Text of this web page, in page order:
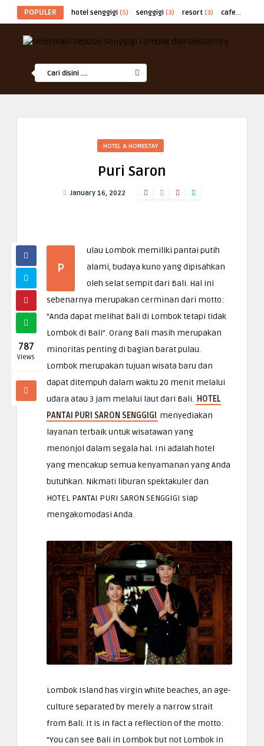
POPULER hotel senggigi (5) senggigi (3) resort (3) cafe(2)
HOTEL & HOMESTAY
Puri Saron
January 16, 2022
787
Views
P
ulau Lombok memiliki pantai putih
alami, budaya kuno yang dipisahkan
oleh selat sempit dari Bali. Hal ini
sebenarnya merupakan cerminan dari motto:
“Anda dapat melihat Bali di Lombok tetapi tidak
Lombok di Bali”. Orang Bali masih merupakan
minoritas penting di bagian barat pulau.
Lombok merupakan tujuan wisata baru dan
dapat ditempuh dalam waktu 20 menit melalui
udara atau 3 jam melalui laut dari Bali. HOTEL
PANTAI PURI SARON SENGGIGI
menyediakan
layanan terbaik untuk wisatawan yang
menonjol dalam segala hal. Ini adalah hotel
yang mencakup semua kenyamanan yang Anda
butuhkan. Nikmati liburan spektakuler dan
HOTEL PANTAI PURI SARON SENGGIGI siap
mengakomodasi Anda.
Lombok Island has virgin white beaches, an age-
culture separated by merely a narrow strait
from Bali. It is in fact a reflection of the motto:
“You can see Bali in Lombok but not Lombok in